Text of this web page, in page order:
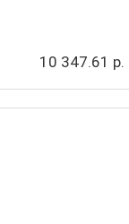
10 347.61 р.